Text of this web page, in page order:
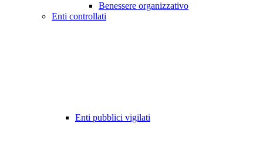
Benessere organizzativo
Enti controllati
Enti pubblici vigilati